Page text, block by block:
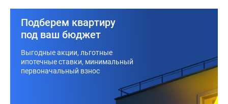
Подберем квартиру
под ваш бюджет
Выгодные акции, льготные
ипотечные ставки, минимальный
первоначальный взнос